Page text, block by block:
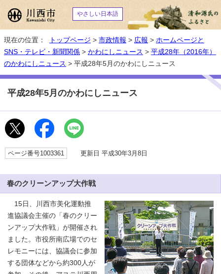
やさしい日本語
現在の位置： トップページ > 市政情報 > 広報 > ホームページと
SNS・テレビ・新聞関係 > かわにしニュース > 平成28年（2016年）
のかわにしニュース > 平成28年5月のかわにしニュース
平成28年5月のかわにしニュース
ページ番号1003361 更新日 平成30年3月8日
春のクリーンアップ大作戦
15日、川西市美化運動推
進協議会主催の「春のクリー
ンアップ大作戦」が開催され
ました。市役所南広場でのセ
レモニーには、協議会に参加
する団体などから約300人が